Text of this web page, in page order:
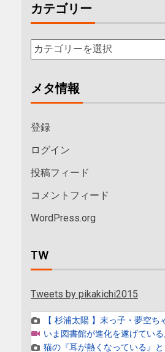
カテゴリー
メタ情報
登録
ログイン
投稿フィード
コメントフィード
WordPress.org
TW
Tweets by pikakichi2015